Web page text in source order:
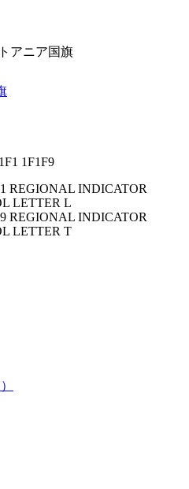
アニア国旗
1F1F9
REGIONAL INDICATOR
LETTER L
REGIONAL INDICATOR
LETTER T